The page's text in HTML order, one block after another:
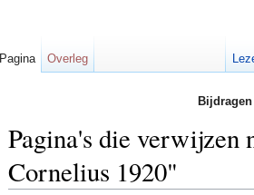
Pagina's die verwijzen
Cornelius 1920"
Pagina Overleg